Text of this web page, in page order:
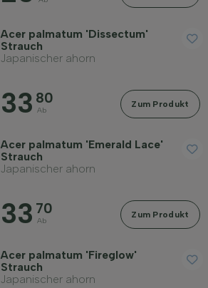
Acer palmatum 'Dissectum'
Strauch
Japanischer ahorn
33 80
Ab
Zum Produkt
Acer palmatum 'Emerald Lace'
Strauch
Japanischer ahorn
33 70
Ab
Zum Produkt
Acer palmatum 'Fireglow'
Strauch
Japanischer ahorn